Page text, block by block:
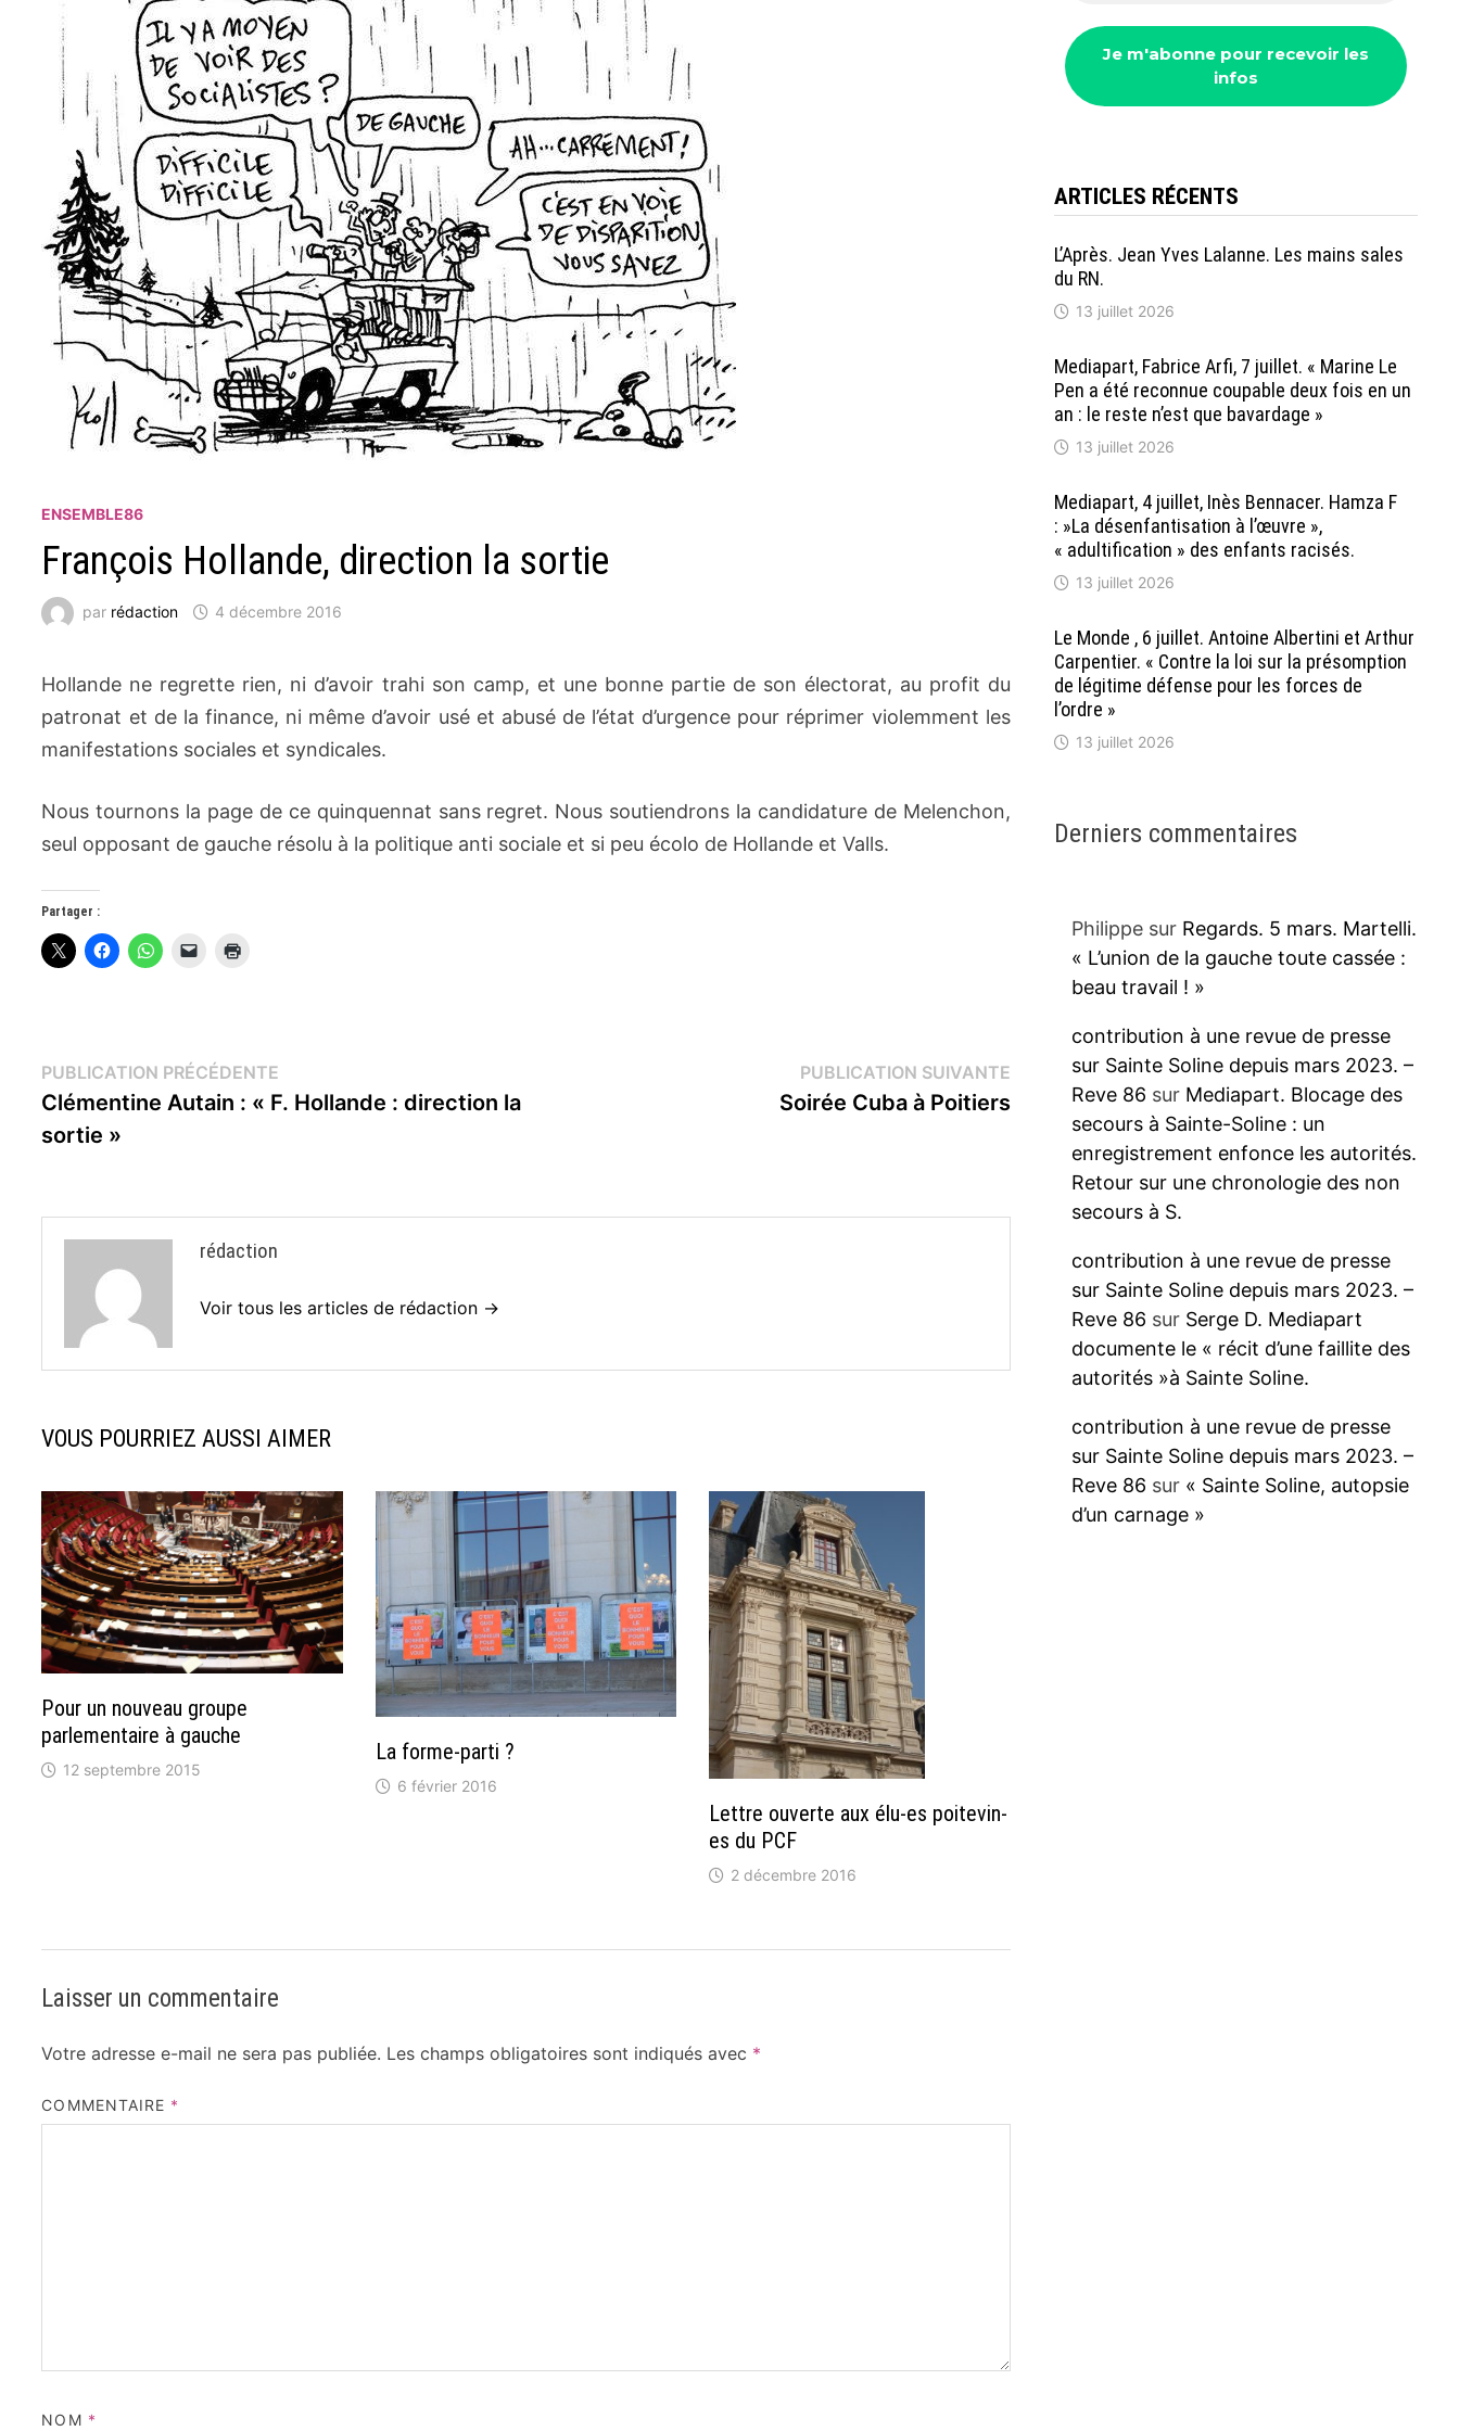
ENSEMBLE86
François Hollande, direction la sortie
par rédaction 4 décembre 2016
Hollande ne regrette rien, ni d’avoir trahi son camp, et une bonne partie de son électorat, au profit du
patronat et de la finance, ni même d’avoir usé et abusé de l’état d’urgence pour réprimer violemment les
manifestations sociales et syndicales.
Nous tournons la page de ce quinquennat sans regret. Nous soutiendrons la candidature de Melenchon,
seul opposant de gauche résolu à la politique anti sociale et si peu écolo de Hollande et Valls.
Partager :
Navigation
de
PUBLICATION PRÉCÉDENTE
précédente :
Clémentine Autain : « F. Hollande : direction la
sortie »
PUBLICATION SUIVANTEPublication
suivante :
Soirée Cuba à Poitiers
rédaction
Voir tous les articles de rédaction →
VOUS POURRIEZ AUSSI AIMER
Pour un nouveau groupe
parlementaire à gauche
12 septembre 2015
La forme-parti ?
6 février 2016
Lettre ouverte aux élu-es poitevin-
es du PCF
2 décembre 2016
Laisser un commentaire
Votre adresse e-mail ne sera pas publiée. Les champs obligatoires sont indiqués avec *
COMMENTAIRE *
NOM *
ARTICLES RÉCENTS
L’Après. Jean Yves Lalanne. Les mains sales
du RN.
13 juillet 2026
Mediapart, Fabrice Arfi, 7 juillet. « Marine Le
Pen a été reconnue coupable deux fois en un
an : le reste n’est que bavardage »
13 juillet 2026
Mediapart, 4 juillet, Inès Bennacer. Hamza F
: »La désenfantisation à l’œuvre »,
« adultification » des enfants racisés.
13 juillet 2026
Le Monde , 6 juillet. Antoine Albertini et Arthur
Carpentier. « Contre la loi sur la présomption
de légitime défense pour les forces de
l’ordre »
13 juillet 2026
Derniers commentaires
Philippesur Regards. 5 mars. Martelli.
« L’union de la gauche toute cassée :
beau travail ! »
contribution à une revue de presse
sur Sainte Soline depuis mars 2023. –
Reve 86 sur Mediapart. Blocage des
secours à Sainte-Soline : un
enregistrement enfonce les autorités.
Retour sur une chronologie des non
secours à S.
contribution à une revue de presse
sur Sainte Soline depuis mars 2023. –
Reve 86 sur Serge D. Mediapart
documente le « récit d’une faillite des
autorités »à Sainte Soline.
contribution à une revue de presse
sur Sainte Soline depuis mars 2023. –
Reve 86 sur « Sainte Soline, autopsie
d’un carnage »